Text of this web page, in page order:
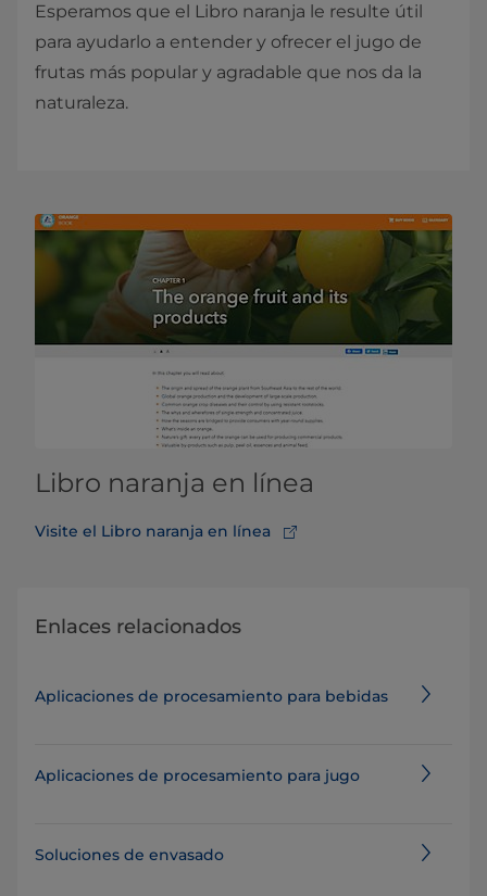
Esperamos que el Libro naranja le resulte útil
para ayudarlo a entender y ofrecer el jugo de
frutas más popular y agradable que nos da la
naturaleza.
Libro naranja en línea
Visite el Libro naranja en línea
Enlaces relacionados
Aplicaciones de procesamiento para bebidas
Aplicaciones de procesamiento para jugo
Soluciones de envasado